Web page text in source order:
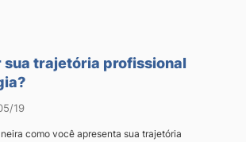
sua trajetória profissional
19
como você apresenta sua trajetória